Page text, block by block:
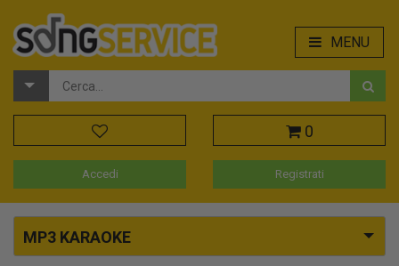
MENU
0
Accedi Registrati
MP3 KARAOKE